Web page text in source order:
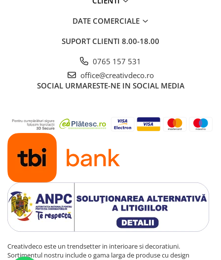
DATE COMERCIALE
SUPORT CLIENTI 8.00-18.00
0765 157 531
office@creativdeco.ro
SOCIAL URMARESTE-NE IN SOCIAL MEDIA
Creativdeco este un trendsetter in interioare si decoratiuni.
Sortimentul nostru include o gama larga de produse cu design